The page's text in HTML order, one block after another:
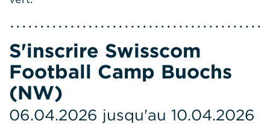
S'inscrire Swisscom
Football Camp Buochs
(NW)
06.04.2026 jusqu'au 10.04.2026